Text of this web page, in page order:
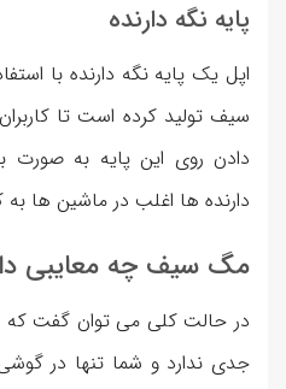
پایه نگه دارنده
اپل یک پایه نگه دارنده با
سیف تولید کرده است تا
دادن روی این پایه به صورت
دارنده ها اغلب در ماشین ها به
مگ سیف چه معایبی
در حالت کلی می توان گفت